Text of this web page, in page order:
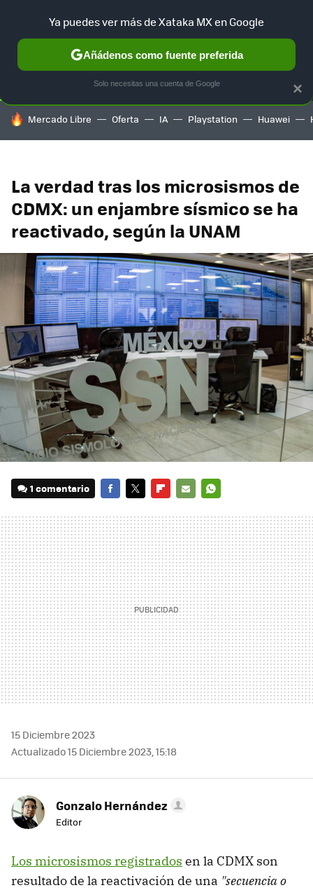
SELECCIÓN GAMING HOME AUTO TERRITORIO
HOY SE HABLA DE
Mercado Libre Oferta IA Playstation Huawei
La verdad tras los microsismos de
CDMX: un enjambre sísmico se ha
reactivado, según la UNAM
1 comentario
MAIL
15 Diciembre 2023
Actualizado 15 Diciembre 2023, 15:18
Gonzalo Hernández
Editor
Los microsismos registrados en la CDMX son
resultado de la reactivación de una "secuencia o
×
Ya puedes ver más de Xataka MX en Google
Añádenos como fuente preferida
Solo necesitas una cuenta de Google